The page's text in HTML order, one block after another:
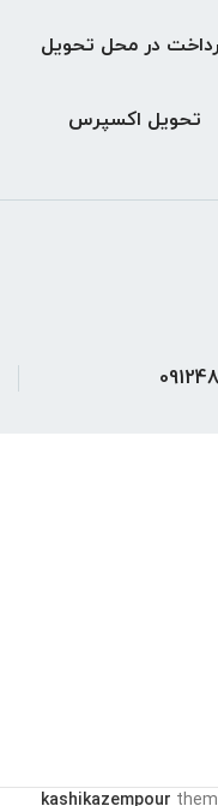
در محل تحویل
تحویل اکسپرس
kashikazempour